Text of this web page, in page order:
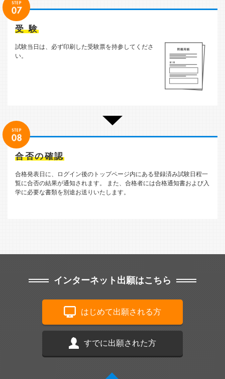
受 験
試験当日は、必ず印刷した受験票を持参してくださ
い。
合否の確認
合格発表日に、ログイン後のトップページ内にある登録済み試験日程一
覧に合否の結果が通知されます。
また、合格者には合格通知書および入
学に必要な書類を別途お送りいたします。
インターネット出願はこちら
はじめて出願される方
すでに出願された方